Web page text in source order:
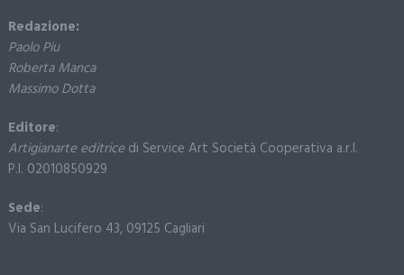
Redazione:
Paolo Piu
Roberta Manca
Massimo Dotta
Editore:
Artigianarte editricedi Service Art Società Cooperativa a.r.l.
P.I. 02010850929
Sede:
Via San Lucifero 43, 09125 Cagliari